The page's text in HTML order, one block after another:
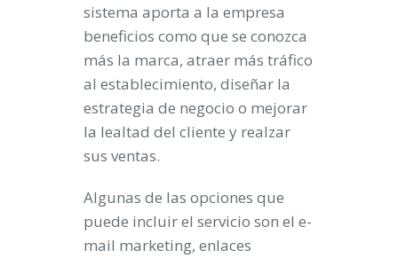
sistema aporta a la empresa
beneficios como que se conozca
más la marca, atraer más tráfico
al establecimiento, diseñar la
estrategia de negocio o mejorar
la lealtad del cliente y realzar
sus ventas.
Algunas de las opciones que
puede incluir el servicio son el e-
mail marketing, enlaces